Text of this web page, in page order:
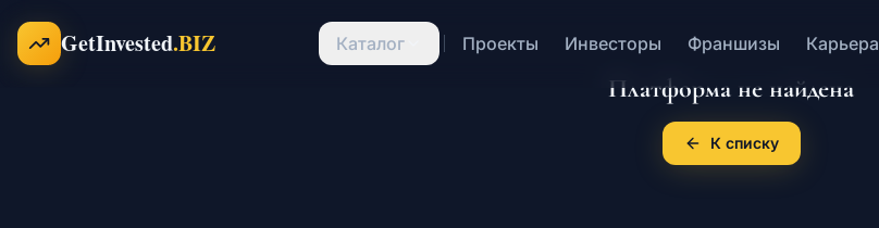
GetInvested.BIZ Каталог Проекты Инвесторы Франшизы Карьера
Платформа не найдена
К списку